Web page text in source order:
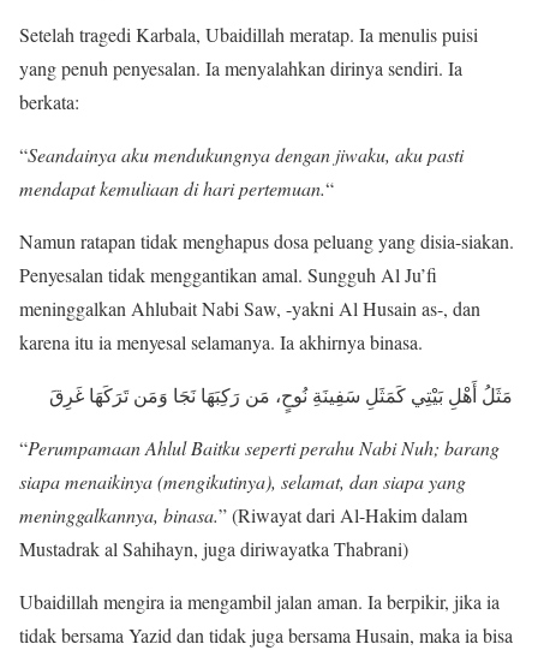
Setelah tragedi Karbala, Ubaidillah meratap. Ia menulis puisi
yang penuh penyesalan. Ia menyalahkan dirinya sendiri. Ia
berkata:
“Seandainya aku mendukungnya dengan jiwaku, aku pasti
mendapat kemuliaan di hari pertemuan.“
Namun ratapan tidak menghapus dosa peluang yang disia-siakan.
Penyesalan tidak menggantikan amal. Sungguh Al Ju’fi
meninggalkan Ahlubait Nabi Saw, -yakni Al Husain as-, dan
karena itu ia menyesal selamanya. Ia akhirnya binasa.
“Perumpamaan Ahlul Baitku seperti perahu Nabi Nuh; barang
siapa menaikinya (mengikutinya), selamat, dan siapa yang
meninggalkannya, binasa.” (Riwayat dari Al-Hakim dalam
Mustadrak al Sahihayn, juga diriwayatka Thabrani)
Ubaidillah mengira ia mengambil jalan aman. Ia berpikir, jika ia
tidak bersama Yazid dan tidak juga bersama Husain, maka ia bisa